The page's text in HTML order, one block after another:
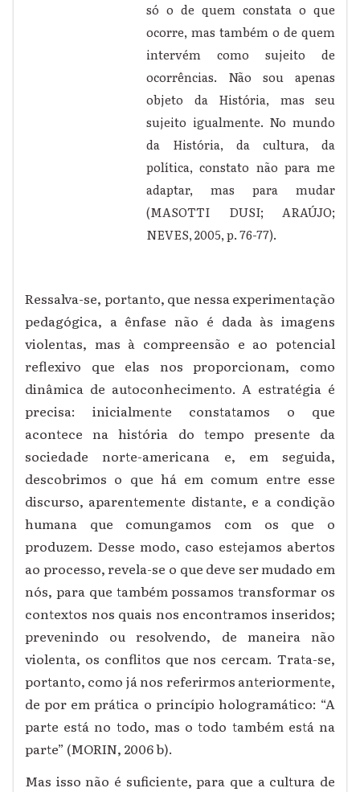
só o de quem constata o que
ocorre, mas também o de quem
intervém como sujeito de
ocorrências. Não sou apenas
objeto da História, mas seu
sujeito igualmente. No mundo
da História, da cultura, da
política, constato não para me
adaptar, mas para mudar
(MASOTTI DUSI; ARAÚJO;
NEVES, 2005, p. 76-77).
Ressalva-se, portanto, que nessa experimentação
pedagógica, a ênfase não é dada às imagens
violentas, mas à compreensão e ao potencial
reflexivo que elas nos proporcionam, como
dinâmica de autoconhecimento. A estratégia é
precisa: inicialmente constatamos o que
acontece na história do tempo presente da
sociedade norte-americana e, em seguida,
descobrimos o que há em comum entre esse
discurso, aparentemente distante, e a condição
humana que comungamos com os que o
produzem. Desse modo, caso estejamos abertos
ao processo, revela-se o que deve ser mudado em
nós, para que também possamos transformar os
contextos nos quais nos encontramos inseridos;
prevenindo ou resolvendo, de maneira não
violenta, os conflitos que nos cercam. Trata-se,
portanto, como já nos referirmos anteriormente,
de por em prática o princípio hologramático: “A
parte está no todo, mas o todo também está na
parte” (MORIN, 2006 b).
Mas isso não é suficiente, para que a cultura de